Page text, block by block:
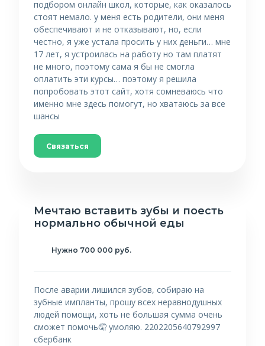
подбором онлайн школ, которые, как оказалось
стоят немало. у меня есть родители, они меня
обеспечивают и не отказывают, но, если
честно, я уже устала просить у них деньги… мне
17 лет, я устроилась на работу но там платят
не много, поэтому сама я бы не смогла
оплатить эти курсы… поэтому я решила
попробовать этот сайт, хотя сомневаюсь что
именно мне здесь помогут, но хватаюсь за все
шансы
Связаться
Мечтаю вставить зубы и поесть
нормально обычной еды
Нужно 700 000 руб.
После аварии лишился зубов, собираю на
зубные импланты, прошу всех неравнодушных
людей помощи, хоть не большая сумма очень
сможет помочь🤦 умоляю. 2202205640792997
сбербанк